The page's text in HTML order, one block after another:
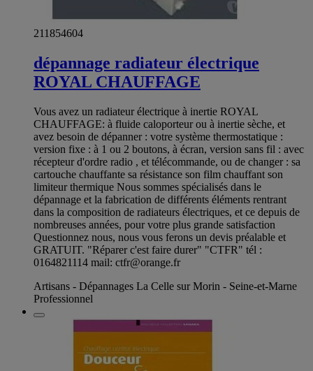
211854604
dépannage radiateur électrique
ROYAL CHAUFFAGE
Vous avez un radiateur électrique à inertie ROYAL
CHAUFFAGE: à fluide caloporteur ou à inertie sèche, et
avez besoin de dépanner : votre système thermostatique :
version fixe : à 1 ou 2 boutons, à écran, version sans fil : avec
récepteur d'ordre radio , et télécommande, ou de changer : sa
cartouche chauffante sa résistance son film chauffant son
limiteur thermique Nous sommes spécialisés dans le
dépannage et la fabrication de différents éléments rentrant
dans la composition de radiateurs électriques, et ce depuis de
nombreuses années, pour votre plus grande satisfaction
Questionnez nous, nous vous ferons un devis préalable et
GRATUIT. "Réparer c'est faire durer" "CTFR" tél :
0164821114 mail: ctfr@orange.fr
Artisans - Dépannages La Celle sur Morin - Seine-et-Marne
Professionnel